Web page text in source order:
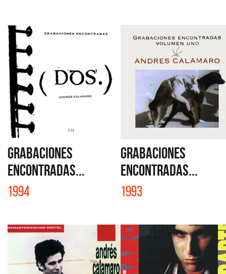
GRABACIONES
ENCONTRADAS...
1994
GRABACIONES
ENCONTRADAS...
1993